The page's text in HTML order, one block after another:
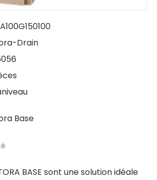
Drain
Base
BASE sont une solution idéale